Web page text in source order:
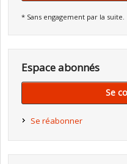
* Sans engagement par la suite.
Espace abonnés
Se
Se réabonner